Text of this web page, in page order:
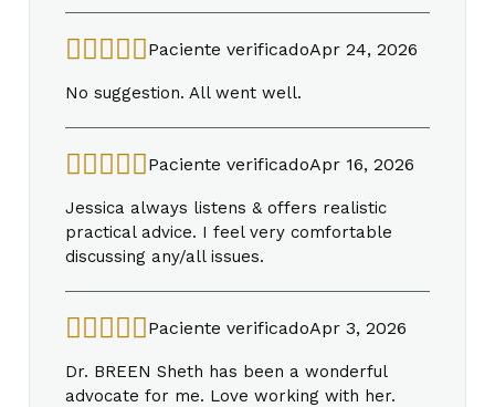
Paciente verificadoApr 24, 2026
No suggestion. All went well.
Paciente verificadoApr 16, 2026
Jessica always listens & offers realistic
practical advice. I feel very comfortable
discussing any/all issues.
Paciente verificadoApr 3, 2026
Dr. BREEN Sheth has been a wonderful
advocate for me. Love working with her.